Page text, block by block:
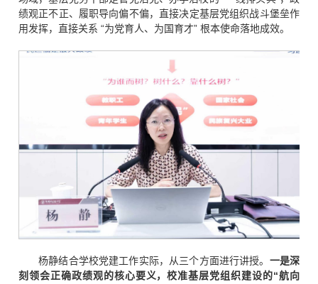
绩观正不正、履职导向偏不偏，直接决定基层党组织战斗堡垒作
用发挥，直接关系 “为党育人、为国育才” 根本使命落地成效。
杨静结合学校党建工作实际，从三个方面进行讲授。 一是深
刻领会正确政绩观的核心要义，校准基层党组织建设的“航向